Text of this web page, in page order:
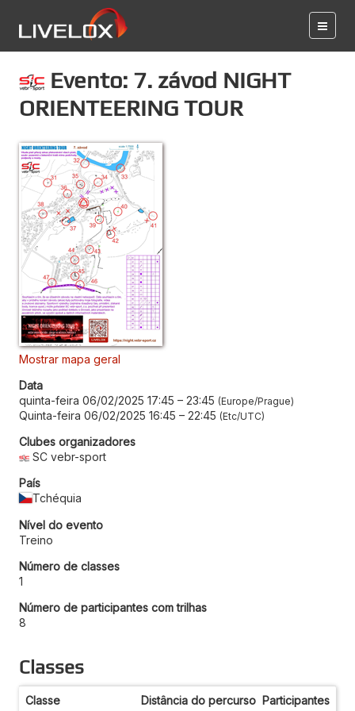
Evento: 7. závod NIGHT
ORIENTEERING TOUR
Mostrar mapa geral
Data
quinta-feira 06/02/2025 17:45 – 23:45 Europe/Prague
Quinta-feira 06/02/2025 16:45 – 22:45 Etc/UTC
Clubes organizadores
SC vebr-sport
País
Tchéquia
Nível do evento
Treino
Número de classes
1
Número de participantes com trilhas
8
Classes
Classe Distância do percurso Participantes